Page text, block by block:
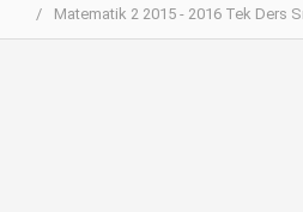
Matematik 2 2015 - 2016 Tek Ders